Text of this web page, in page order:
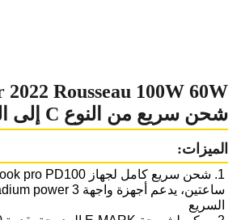
شحن سريع من النوع C إلى النوع C
الميزات:
السريع